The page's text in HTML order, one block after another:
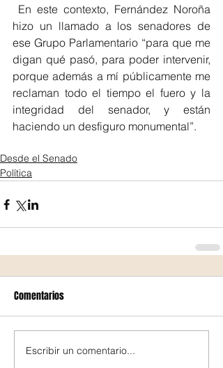
En este contexto, Fernández Noroña
hizo un llamado a los senadores de
ese Grupo Parlamentario “para que me
digan qué pasó, para poder intervenir,
porque además a mí públicamente me
reclaman todo el tiempo el fuero y la
integridad del senador, y están
haciendo un desfiguro monumental”.
Desde el Senado
Política
Comentarios
Escribir un comentario...